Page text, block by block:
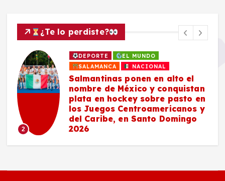
¿Te lo perdiste?
2
DEPORTE
EL MUNDO
SALAMANCA
NACIONAL
Salmantinas ponen en alto el
nombre de México y conquistan
plata en hockey sobre pasto en
los Juegos Centroamericanos y
del Caribe, en Santo Domingo
2026